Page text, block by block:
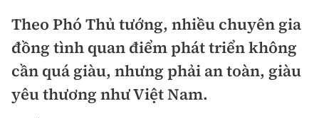
Chính trị
Xã hội
Chuyện dọc đường
Xây dựng
Chỉ đạo điều hành
Quy hoạch kiến trúc
Giao thông
Quản lý
Kinh tế
Theo Phó Thủ tướng, nhiều chuyên gia
đồng tình quan điểm phát triển không
cần quá giàu, nhưng phải an toàn, giàu
yêu thương như Việt Nam.